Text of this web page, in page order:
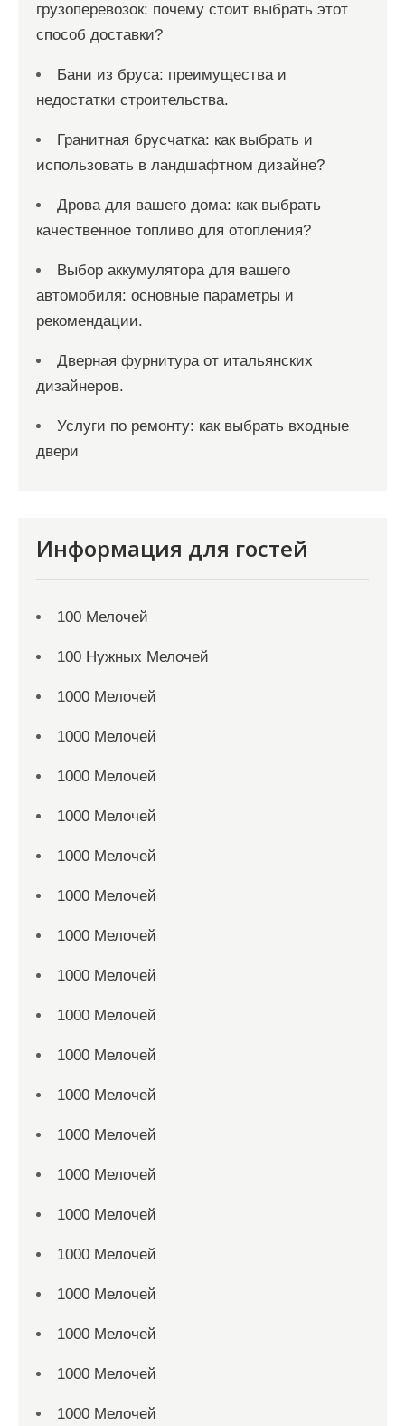
грузоперевозок: почему стоит выбрать этот
способ доставки?
Бани из бруса: преимущества и
недостатки строительства.
Гранитная брусчатка: как выбрать и
использовать в ландшафтном дизайне?
Дрова для вашего дома: как выбрать
качественное топливо для отопления?
Выбор аккумулятора для вашего
автомобиля: основные параметры и
рекомендации.
Дверная фурнитура от итальянских
дизайнеров.
Услуги по ремонту: как выбрать входные
двери
Информация для гостей
100 Мелочей
100 Нужных Мелочей
1000 Мелочей
1000 Мелочей
1000 Мелочей
1000 Мелочей
1000 Мелочей
1000 Мелочей
1000 Мелочей
1000 Мелочей
1000 Мелочей
1000 Мелочей
1000 Мелочей
1000 Мелочей
1000 Мелочей
1000 Мелочей
1000 Мелочей
1000 Мелочей
1000 Мелочей
1000 Мелочей
1000 Мелочей